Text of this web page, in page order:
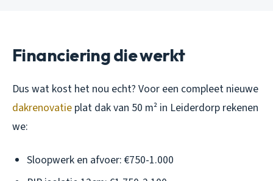
Financiering die werkt
Dus wat kost het nou echt? Voor een compleet nieuwe
dakrenovatie plat dak van 50 m² in Leiderdorp rekenen
we:
Sloopwerk en afvoer: €750-1.000